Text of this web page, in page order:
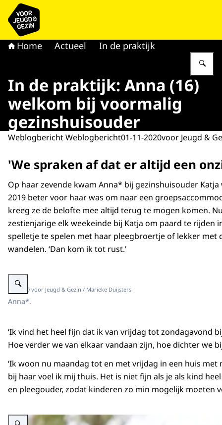
Naar de homepage van voor Jeugd & Gezin
Home Actueel In de praktijk
In de praktijk: Anna (16)
welkom bij voormalig
gezinshuisouder
Weblogbericht Weblogbericht01-11-2020voor Jeugd &
'We spraken af dat er altijd een
Op haar zevende kwam Anna* bij gezinshuisouder
2019 beter voor haar was om naar een
kreeg ze de belofte mee altijd terug te mogen komen.
zestienjarige elk weekeinde bij Katja om paard te rijden
spelletje te spelen met haar pleegbroertje of lekker met
wandelen. ‘Dan kom ik tot rust.’
Vergroot afbeelding Anna omhelst een hond.
Beeld: © voor Jeugd & Gezin / Marieke Duijsters
Anna*.
‘Ik vind het heel fijn dat ik van vrijdag tot zondagavond
Hoe verder we van elkaar vandaan zijn, hoe dichter we
‘Ik woon nu maandag tot en met vrijdag in een huis
bij haar voel ik mij thuis. Het is niet fijn als je als kind
en pleegouder, zodat kinderen zo min mogelijk moeten
Vergroot afbeelding Anna en gezinshuisouder Katja omhelzen elkaar.